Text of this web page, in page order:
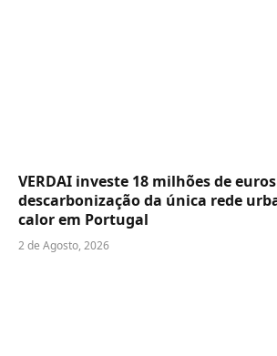
VERDAI investe 18 milhões de
descarbonização da única rede
calor em Portugal
2 de Agosto, 2026